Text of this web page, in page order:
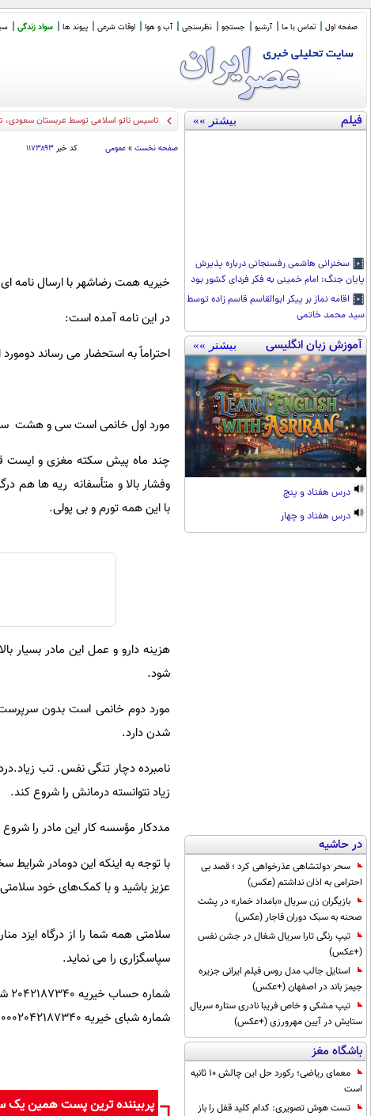
صفحه اول تماس با ما آرشیو جستجو نظرسنجی آب و هوا اوقات شرعی پیوند ها سواد زندگی
فیلم بیشتر »»
سخنرانی هاشمی رفسنجانی درباره پذیرش
پایان جنگ: امام خمینی به فکر فردای کشور بود
اقامه نماز بر پیکر ابوالقاسم قاسم زاده توسط
سید محمد خاتمی
آموزش زبان انگلیسی بیشتر »»
درس هفتاد و پنج
درس هفتاد و چهار
در حاشیه
سحر دولتشاهی عذرخواهی کرد ؛ قصد بی
احترامی به اذان نداشتم (عکس)
بازیگران زن سریال «بامداد خمار» در پشت
صحنه به سبک دوران قاجار (عکس)
تیپ رنگی تارا سریال شغال در جشن نفس
(+عکس)
استایل جالب مدل روس فیلم ایرانی جزیره
جیمز باند در اصفهان (+عکس)
تیپ مشکی و خاص فریبا نادری ستاره سریال
ستایش در آیین مهرورزی (+عکس)
باشگاه مغز
معمای ریاضی؛ رکورد حل این چالش 10 ثانیه
است
تست هوش تصویری: کدام کلید قفل را باز
تاسیس ناتو اسلامی توسط عربستان سعودی،
صفحه نخست » عمومی کد خبر۱۱۷۳۸۹۳
خیریه همت رضاشهر با ارسال نامه
در این نامه آمده است:
احتراماً به استحضار می رساند
مورد اول خانمی است سی و هشت
چند ماه پیش سکته مغزی و ایست
وفشار بالا و متأسفانه ریه ها هم
با این همه تورم و بی پولی.
هزینه دارو و عمل این مادر بسیار
شود.
مورد دوم خانمی است بدون
شدن دارد.
نامبرده دچار تنگی نفس. تب
زیاد نتوانسته درمانش را شروع کند.
مددکار مؤسسه کار این مادر را
با توجه به اینکه این دومادر
عزیز باشید و با کمک‌های خود
سلامتی همه شما را از درگاه ایزد
سپاسگزاری را می نماید.
شماره حساب خیریه 2042187340 شماره کارت خیریه 6104337733573958
شماره شبای خیریه IR930120000000002042187340
پربیننده ترین پست همین یک